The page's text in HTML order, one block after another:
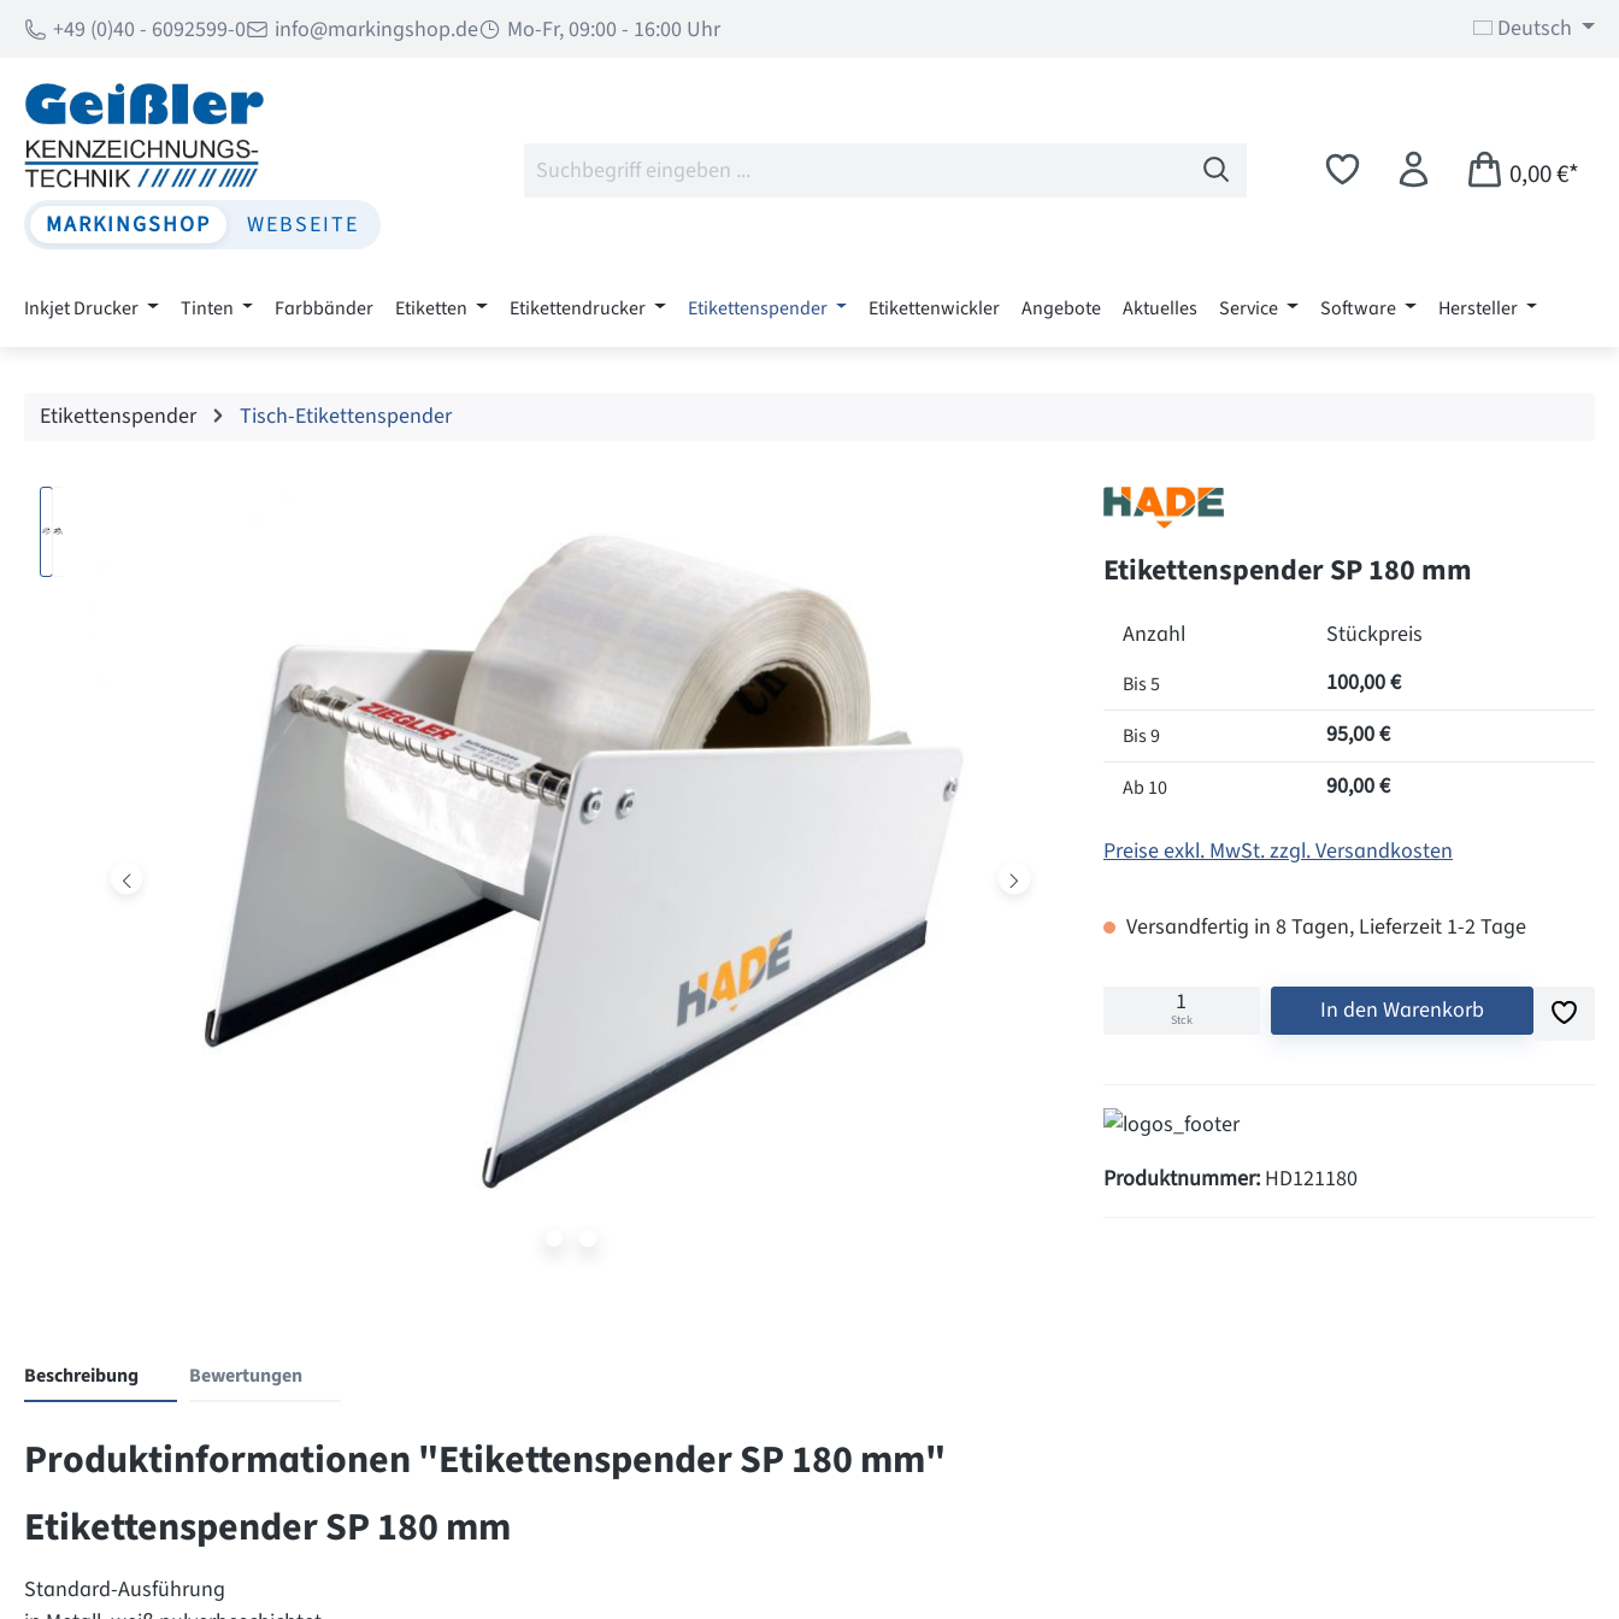
Hauptinhalt springen
Zur Suche springen
Zur Hauptnavigation springen
+49 (0)40 - 6092599-0 info@markingshop.de Mo-Fr, 09:00 - 16:00 Uhr Deutsch
MARKINGSHOP WEBSEITE
0,00 €*
Inkjet Drucker Tinten Farbbänder Etiketten Etikettendrucker Etikettenspender Etikettenwickler Angebote Aktuelles Service Software Hersteller
Etikettenspender Tisch-Etikettenspender
Etikettenspender SP 180 mm
Anzahl Stückpreis
Bis5 100,00 €
Bis9 95,00 €
Ab 10 90,00 €
Preise exkl. MwSt. zzgl. Versandkosten
Versandfertig in 8 Tagen, Lieferzeit 1-2 Tage
Stck In den Warenkorb
Produktnummer: HD121180
Beschreibung Bewertungen
Produktinformationen "Etikettenspender SP 180 mm"
Etikettenspender SP 180 mm
Standard-Ausführung